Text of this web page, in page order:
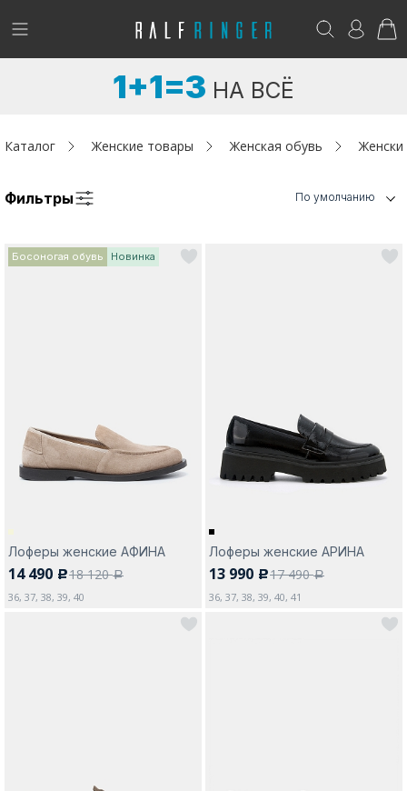
!
Женщинам
Да, все верно Изменить город
Возникли вопросы? - club@ralf.ru
1+1=3 НА ВСЁ
Каталог Женские товары Женская обувь
Фильтры По умолчанию
Босоногая обувь Новинка
Лоферы женские АФИНА
14 490 c18 120a
36, 37, 38, 39, 40
Лоферы женские АРИНА
13 990 c17 490a
36, 37, 38, 39, 40, 41